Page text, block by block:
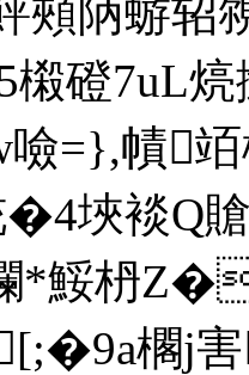
陃蝣轺
磴7uL煷
噞=},幘
埉裧Q賶
*鮾枬
櫊j